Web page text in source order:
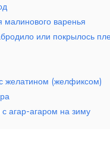
малинового варенья
или покрылось
желатином (желфиксом)
агар-агаром на зиму